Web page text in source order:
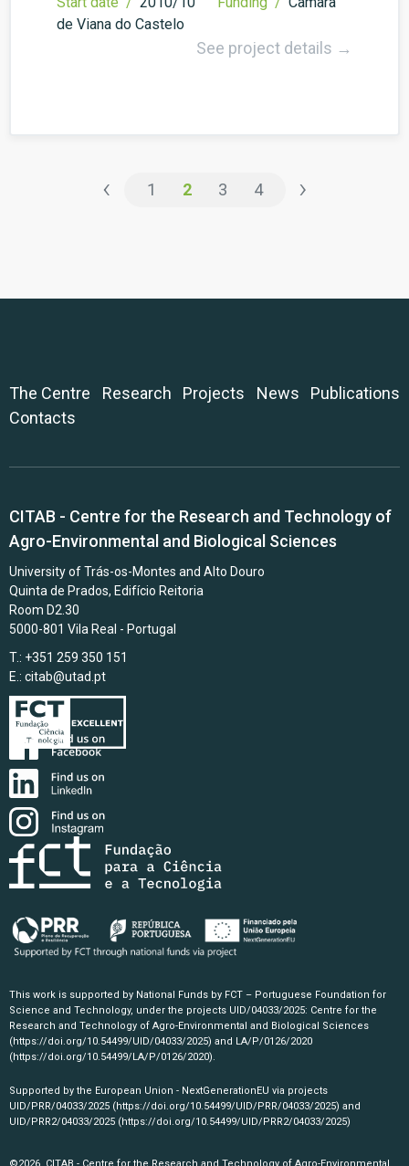
de Viana do Castelo
See project details →
‹ 1 2 3 4 ›
The Centre Research Projects News
Publications
Contacts
CITAB - Centre for the Research and Technology of
Agro-Environmental and Biological Sciences
University of Trás-os-Montes and Alto Douro
Quinta de Prados, Edifício Reitoria
Room D2.30
5000-801 Vila Real - Portugal
T.: +351 259 350 151
E.: citab@utad.pt
This work is supported by National Funds by FCT – Portuguese Foundation for
Science and Technology, under the projects UID/04033/2025: Centre for the
Research and Technology of Agro-Environmental and Biological Sciences
(https://doi.org/10.54499/UID/04033/2025) and LA/P/0126/2020
(https://doi.org/10.54499/LA/P/0126/2020).
Supported by the European Union - NextGenerationEU via projects
UID/PRR/04033/2025 (https://doi.org/10.54499/UID/PRR/04033/2025) and
UID/PRR2/04033/2025 (https://doi.org/10.54499/UID/PRR2/04033/2025)